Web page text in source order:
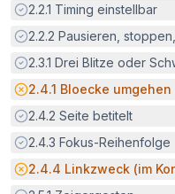
Erfüllt:
2.2.1 Timing einstellbar
Erfüllt:
2.2.2 Pausieren,
Erfüllt:
2.3.1 Drei Blitze oder
Potenzielle Barriere:
2.4.1 Bloecke umgehen
Erfüllt:
2.4.2 Seite betitelt
Erfüllt:
2.4.3 Fokus-Reihenfolge
Potenzielle Barriere:
2.4.4 Linkzweck (im